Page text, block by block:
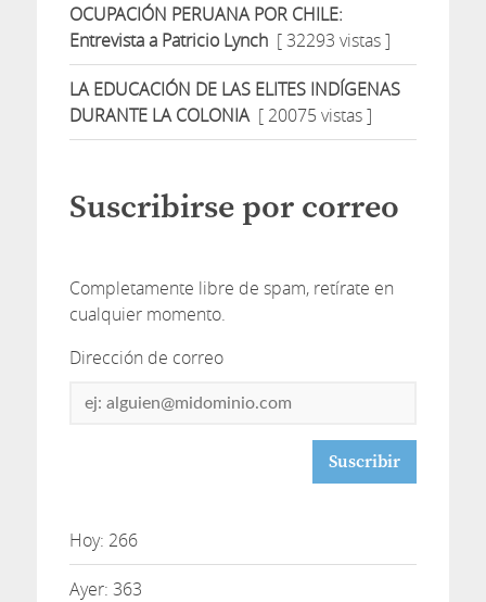
OCUPACIÓN PERUANA POR CHILE:
Entrevista a Patricio Lynch[ 32293 vistas ]
LA EDUCACIÓN DE LAS ELITES INDÍGENAS
DURANTE LA COLONIA[ 20075 vistas ]
Suscribirse por correo
Completamente libre de spam, retírate en
cualquier momento.
Dirección de correo
Dirección
Hoy: 266
Ayer: 363